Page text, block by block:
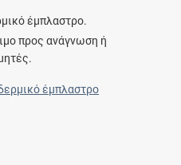
έμπλαστρο.
προς ανάγνωση ή
έμπλαστρο